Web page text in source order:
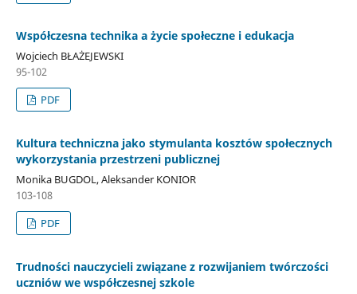
Współczesna technika a życie społeczne i edukacja
Wojciech BŁAŻEJEWSKI
95-102
PDF
Kultura techniczna jako stymulanta kosztów społecznych
wykorzystania przestrzeni publicznej
Monika BUGDOL, Aleksander KONIOR
103-108
PDF
Trudności nauczycieli związane z rozwijaniem twórczości
uczniów we współczesnej szkole